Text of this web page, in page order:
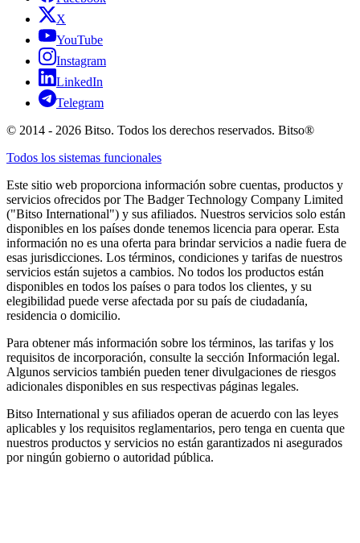
X
YouTube
Instagram
LinkedIn
Telegram
© 2014 - 2026 Bitso. Todos los derechos reservados. Bitso®
Todos los sistemas funcionales
Este sitio web proporciona información sobre cuentas, productos y
servicios ofrecidos por The Badger Technology Company Limited
("Bitso International") y sus afiliados. Nuestros servicios solo están
disponibles en los países donde tenemos licencia para operar. Esta
información no es una oferta para brindar servicios a nadie fuera de
esas jurisdicciones. Los términos, condiciones y tarifas de nuestros
servicios están sujetos a cambios. No todos los productos están
disponibles en todos los países o para todos los clientes, y su
elegibilidad puede verse afectada por su país de ciudadanía,
residencia o domicilio.
Para obtener más información sobre los términos, las tarifas y los
requisitos de incorporación, consulte la sección Información legal.
Algunos servicios también pueden tener divulgaciones de riesgos
adicionales disponibles en sus respectivas páginas legales.
Bitso International y sus afiliados operan de acuerdo con las leyes
aplicables y los requisitos reglamentarios, pero tenga en cuenta que
nuestros productos y servicios no están garantizados ni asegurados
por ningún gobierno o autoridad pública.